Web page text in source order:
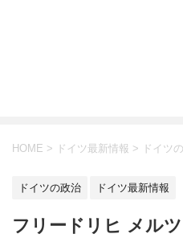
HOME > ドイツ最新情報 > ドイツ
ドイツの政治 ドイツ最新情報
フリードリヒ メル